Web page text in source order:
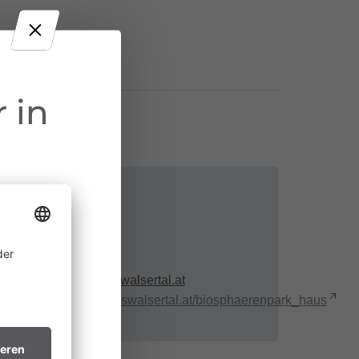
Kontakt
verkauf@grosseswalsertal.at
http://www.grosseswalsertal.at/biosphaerenpark_haus
in